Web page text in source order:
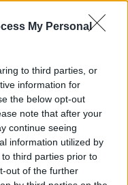
My Personal
to third parties, or
information for
the below opt-out
note that after your
continue seeing
information utilized by
third parties prior to
out of the further
του Παγκοσμίου
όλο το μήκος